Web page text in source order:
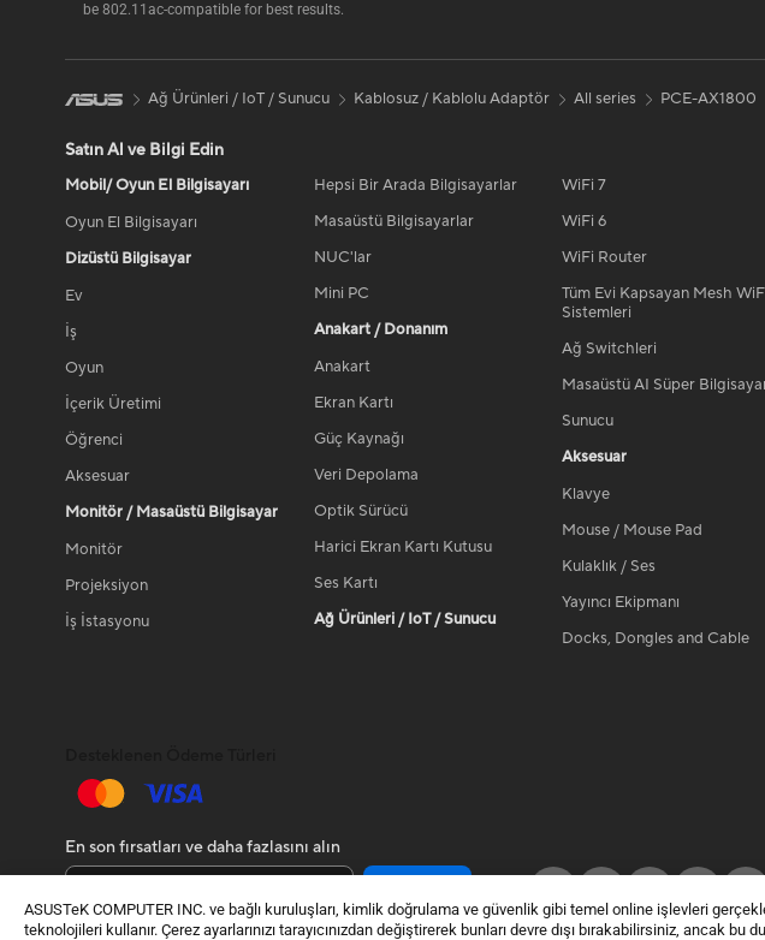
ASUSTeK COMPUTER INC. ve bağlı kuruluşları, kimlik doğrulama ve güvenlik gibi temel online işlevleri
teknolojileri kullanır. Çerez ayarlarınızı tarayıcınızdan değiştirerek bunları devre dışı bırakabilirsiniz, ancak
be 802.11ac-compatible for best results.
Ağ Ürünleri / IoT / Sunucu Kablosuz / Kablolu Adaptör All series PCE-AX1800
Satın Al ve Bilgi Edin
Mobil/ Oyun El Bilgisayarı
Oyun El Bilgisayarı
Dizüstü Bilgisayar
Ev
İş
Oyun
İçerik Üretimi
Öğrenci
Aksesuar
Monitör / Masaüstü Bilgisayar
Monitör
Projeksiyon
İş İstasyonu
Hepsi Bir Arada Bilgisayarlar
Masaüstü Bilgisayarlar
NUC'lar
Mini PC
Anakart / Donanım
Anakart
Ekran Kartı
Güç Kaynağı
Veri Depolama
Optik Sürücü
Harici Ekran Kartı Kutusu
Ses Kartı
Ağ Ürünleri / IoT / Sunucu
WiFi 7
WiFi 6
WiFi Router
Tüm Evi Kapsayan Mesh
Sistemleri
Ağ Switchleri
Masaüstü AI Süper
Sunucu
Aksesuar
Klavye
Mouse / Mouse Pad
Kulaklık / Ses
Yayıncı Ekipmanı
Docks, Dongles and Cable
En son fırsatları ve daha fazlasını alın